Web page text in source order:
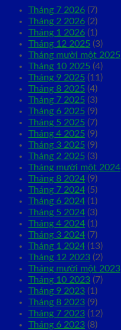
Tháng 7 2026 (7)
Tháng 2 2026 (2)
Tháng 1 2026 (1)
Tháng 12 2025 (3)
Tháng mười một 2025
Tháng 10 2025 (4)
Tháng 9 2025 (11)
Tháng 8 2025 (4)
Tháng 7 2025 (3)
Tháng 6 2025 (9)
Tháng 5 2025 (7)
Tháng 4 2025 (9)
Tháng 3 2025 (9)
Tháng 2 2025 (3)
Tháng mười một 2024
Tháng 8 2024 (9)
Tháng 7 2024 (5)
Tháng 6 2024 (1)
Tháng 5 2024 (3)
Tháng 4 2024 (1)
Tháng 3 2024 (7)
Tháng 1 2024 (13)
Tháng 12 2023 (2)
Tháng mười một 2023
Tháng 10 2023 (7)
Tháng 9 2023 (1)
Tháng 8 2023 (9)
Tháng 7 2023 (12)
Tháng 6 2023 (8)